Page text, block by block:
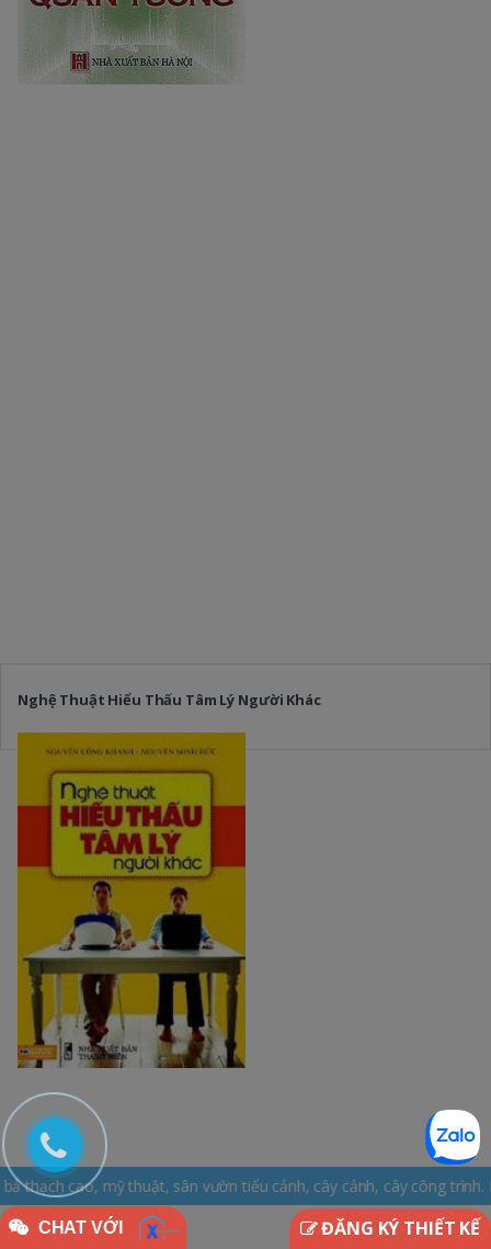
Nghệ Thuật Hiểu Thấu Tâm Lý Người Khác
ĐĂNG KÝ THIẾT KẾ
CHAT VỚI
thuật, sân vườn tiểu cảnh, cây cảnh, cây công trình. Hotline: